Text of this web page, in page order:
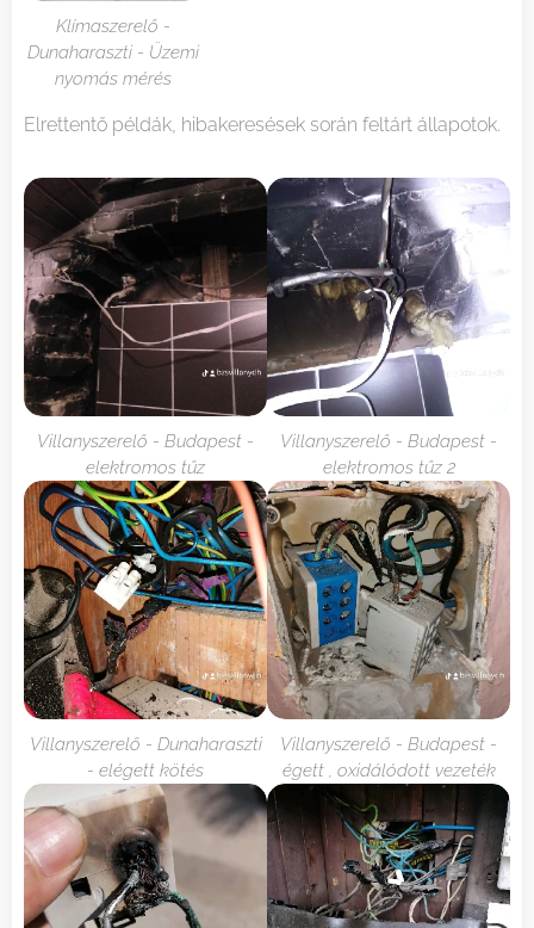
Klímaszerelő -
Dunaharaszti - Üzemi
nyomás mérés
Elrettentő példák, hibakeresések során feltárt állapotok.
Villanyszerelő - Budapest -
elektromos tűz
Villanyszerelő - Budapest -
elektromos tűz 2
Villanyszerelő - Dunaharaszti
- elégett kötés
Villanyszerelő - Budapest -
égett , oxidálódott vezeték